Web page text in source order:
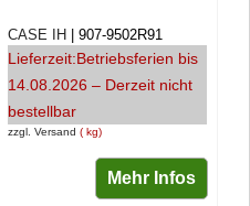
zzgl. Versand kg
CASE IH 907-9502R91
Lieferzeit:Betriebsferien bis
14.08.2026 – Derzeit nicht
bestellbar
Mehr Infos